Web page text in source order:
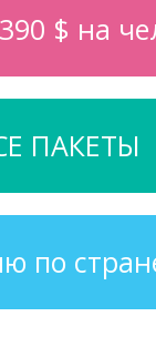
$ на
ПАКЕТЫ
по